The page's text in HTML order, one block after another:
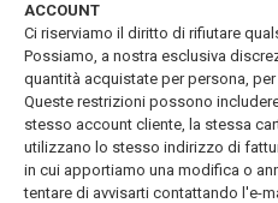
ACCOUNT
Ci riserviamo il diritto di rifiutare
Possiamo, a nostra esclusiva
quantità acquistate per persona,
Queste restrizioni possono
stesso account cliente, la stessa
utilizzano lo stesso indirizzo di
in cui apportiamo una modifica o
tentare di avvisarti contattando l'e-